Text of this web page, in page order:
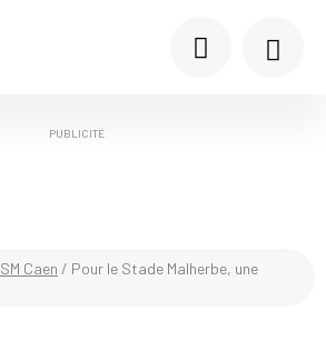
PUBLICITÉ
SM Caen / Pour le Stade Malherbe, une